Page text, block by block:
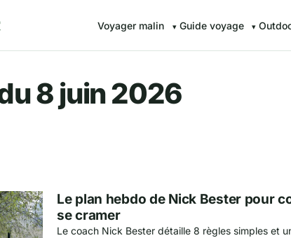
— Voyager malin avec
Voyager malin Guide voyage
8 juin 2026
Le plan hebdo de Nick Bester pour
se cramer
Le coach Nick Bester détaille 8 règles simples et